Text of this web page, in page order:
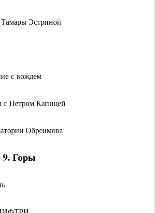
Эстриной
с вождем
с Петром Капицей
Обреимова
9. Горы